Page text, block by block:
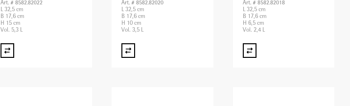
Art. # 8582.82022
L 32,5 cm
B 17,6 cm
H 15 cm
Vol. 5,3 L
Art. # 8582.82020
L 32,5 cm
B 17,6 cm
H 10 cm
Vol. 3,5 L
Art. # 8582.82018
L 32,5 cm
B 17,6 cm
H 6,5 cm
Vol. 2,4 L